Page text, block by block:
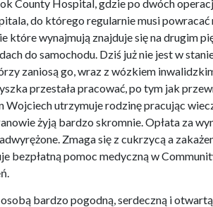
County Hospital, gdzie po dwóch
do którego regularnie musi
które wynajmują znajduje się na drugim
do samochodu. Dziś już nie jest w
zaniosą go, wraz z wózkiem
przestała pracować, po tym jak
Wojciech utrzymuje rodzinę pracując
żyją bardzo skromnie. Opłata za
Zmaga się z cukrzycą a
bezpłatną pomoc medyczną w
bardzo pogodną, serdeczną i